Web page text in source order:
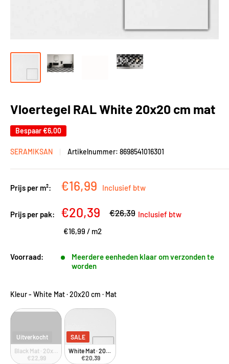
Vloertegel RAL White 20x20 cm mat
Bespaar€6,00
SERAMIKSAN Artikelnummer: 8698541016301
Prijs per m²: Kortingsprijs
€16,99 Inclusief btw
Prijs per pak: Kortingsprijs
€20,39 Adviesprijs
€26,39 Inclusief btw
€16,99 / m2
Voorraad:
Meerdere eenheden klaar om verzonden te
worden
Kleur- White Mat · 20x20 cm · Mat
Uitverkocht
Black Mat · 20x20 cm · Mat
€22,99
SALE
White Mat · 20x20 cm · Mat
€20,39